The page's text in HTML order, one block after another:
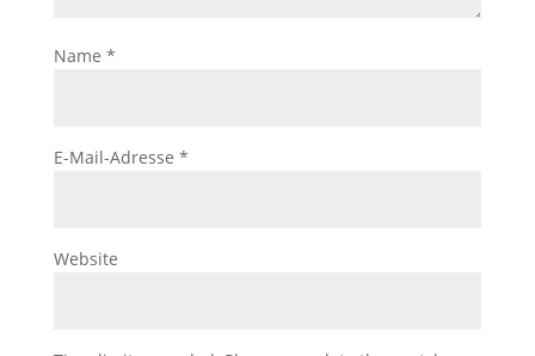
Name *
E-Mail-Adresse *
Website